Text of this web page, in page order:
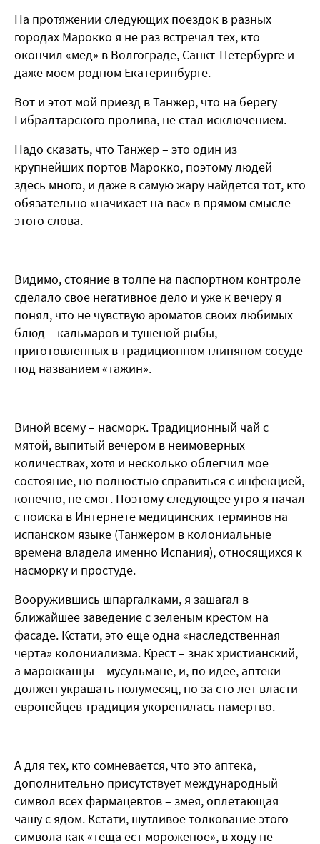
На протяжении следующих поездок в разных
городах Марокко я не раз встречал тех, кто
окончил «мед» в Волгограде, Санкт-Петербурге и
даже моем родном Екатеринбурге.
Вот и этот мой приезд в Танжер, что на берегу
Гибралтарского пролива, не стал исключением.
Надо сказать, что Танжер – это один из
крупнейших портов Марокко, поэтому людей
здесь много, и даже в самую жару найдется тот, кто
обязательно «начихает на вас» в прямом смысле
этого слова.
Видимо, стояние в толпе на паспортном контроле
сделало свое негативное дело и уже к вечеру я
понял, что не чувствую ароматов своих любимых
блюд – кальмаров и тушеной рыбы,
приготовленных в традиционном глиняном сосуде
под названием «тажин».
Виной всему – насморк. Традиционный чай с
мятой, выпитый вечером в неимоверных
количествах, хотя и несколько облегчил мое
состояние, но полностью справиться с инфекцией,
конечно, не смог. Поэтому следующее утро я начал
с поиска в Интернете медицинских терминов на
испанском языке (Танжером в колониальные
времена владела именно Испания), относящихся к
насморку и простуде.
Вооружившись шпаргалками, я зашагал в
ближайшее заведение с зеленым крестом на
фасаде. Кстати, это еще одна «наследственная
черта» колониализма. Крест – знак христианский,
а марокканцы – мусульмане, и, по идее, аптеки
должен украшать полумесяц, но за сто лет власти
европейцев традиция укоренилась намертво.
А для тех, кто сомневается, что это аптека,
дополнительно присутствует международный
символ всех фармацевтов – змея, оплетающая
чашу с ядом. Кстати, шутливое толкование этого
символа как «теща ест мороженое», в ходу не